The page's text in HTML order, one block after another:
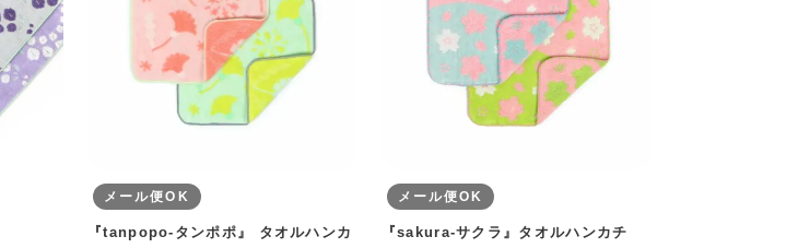
メール便OK
『tanpopo-タンポポ』 タオルハンカ
メール便OK
『sakura-サクラ』タオルハンカチ